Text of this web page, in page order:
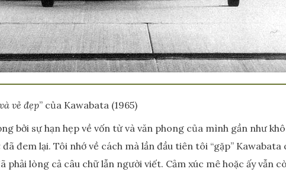
vẻ đẹp” của Kawabata (1965)
bởi sự hạn hẹp về vốn từ và văn phong của mình gần như
đã đem lại. Tôi nhớ về cách mà lần đầu tiên tôi “gặp”
phải lòng cả câu chữ lẫn người viết. Cảm xúc mê hoặc ấy vẫn